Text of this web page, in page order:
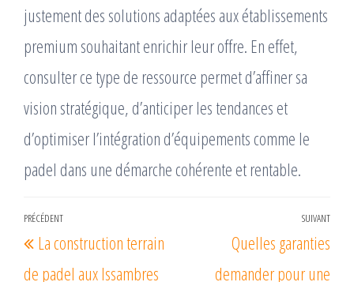
justement des solutions adaptées aux établissements
premium souhaitant enrichir leur offre. En effet,
consulter ce type de ressource permet d’affiner sa
vision stratégique, d’anticiper les tendances et
d’optimiser l’intégration d’équipements comme le
padel dans une démarche cohérente et rentable.
Navigation
de
l’article
Article
précédent
PRÉCÉDENT
La construction terrain
de padel aux Issambres
SUIVANT
Quelles garanties
demander pour une